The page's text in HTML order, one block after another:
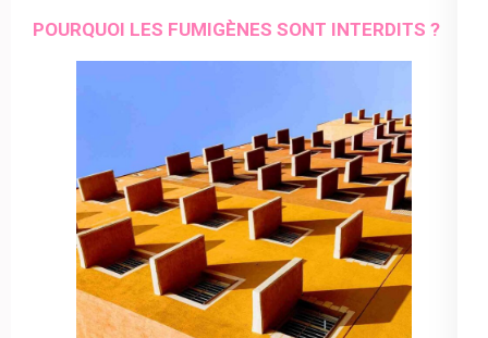
POURQUOI LES FUMIGÈNES SONT INTERDITS ?